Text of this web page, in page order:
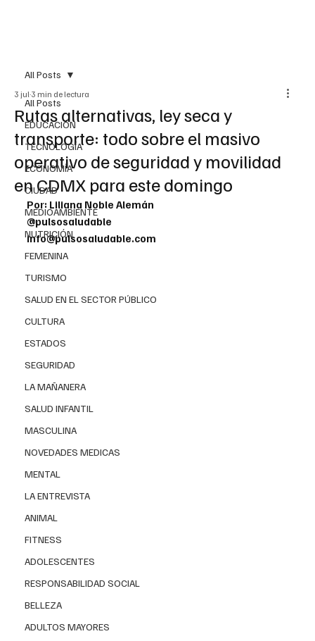
All Posts
EDUCACIÓN
TECNOLOGÍA
ECONOMÍA
CIUDAD
MEDIOAMBIENTE
NUTRICIÓN
FEMENINA
TURISMO
SALUD EN EL SECTOR PÚBLICO
CULTURA
ESTADOS
SEGURIDAD
LA MAÑANERA
SALUD INFANTIL
MASCULINA
NOVEDADES MEDICAS
MENTAL
LA ENTREVISTA
ANIMAL
FITNESS
ADOLESCENTES
RESPONSABILIDAD SOCIAL
BELLEZA
ADULTOS MAYORES
All Posts
Rutas alternativas, ley seca y
transporte: todo sobre el masivo
operativo de seguridad y movilidad
en CDMX para este domingo
3 jul 3 min de lectura
Por: Liliana Noble Alemán
@pulsosaludable
info@pulsosaludable.com